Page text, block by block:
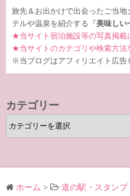
旅先＆お出かけで出会ったご当
テルや温泉を紹介する『 美味しい
★当サイト宿泊施設等の写真掲
★当サイトのカテゴリや検索方
※当ブログはアフィリエイト広告
カテゴリー
カ
テ
リ
ー ホーム > 道の駅・スタンプ